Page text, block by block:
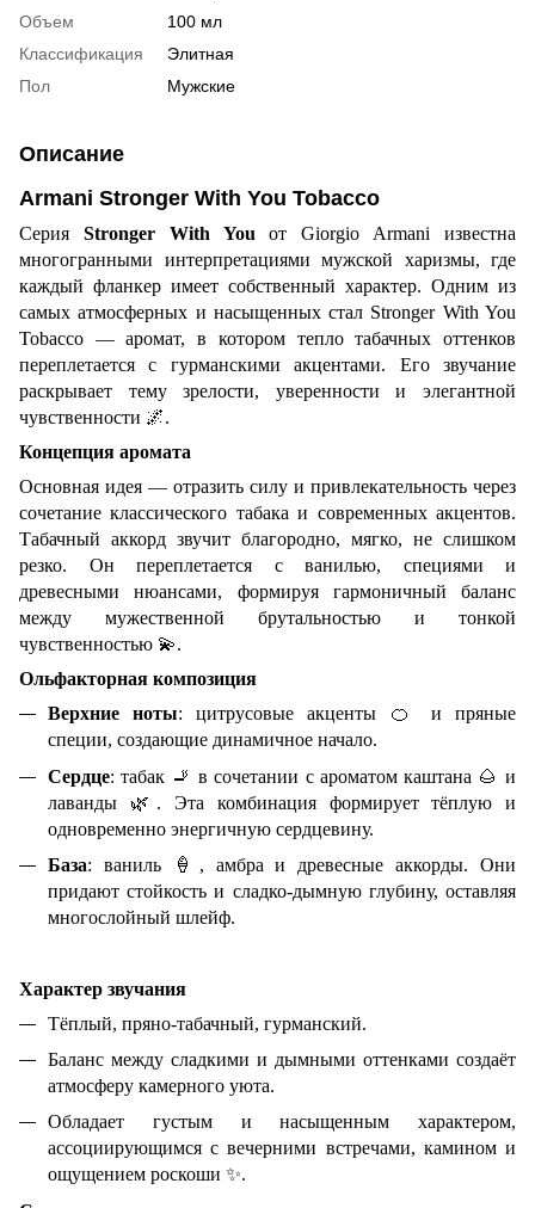
Объем
100 мл
Классификация
Элитная
Пол
Мужские
Описание
Armani Stronger With You Tobacco
Серия Stronger With You от Giorgio Armani известна
многогранными интерпретациями мужской харизмы, где
каждый фланкер имеет собственный характер. Одним из
самых атмосферных и насыщенных стал Stronger With You
Tobacco — аромат, в котором тепло табачных оттенков
переплетается с гурманскими акцентами. Его звучание
раскрывает тему зрелости, уверенности и элегантной
чувственности 🌌.
Концепция аромата
Основная идея — отразить силу и привлекательность через
сочетание классического табака и современных акцентов.
Табачный аккорд звучит благородно, мягко, не слишком
резко. Он переплетается с ванилью, специями и
древесными нюансами, формируя гармоничный баланс
между мужественной брутальностью и тонкой
чувственностью 💫.
Ольфакторная композиция
Верхние ноты: цитрусовые акценты 🍊
и пряные
специи, создающие динамичное начало.
Сердце: табак 🚬 в сочетании с ароматом каштана 🌰 и
лаванды 🌿 . Эта комбинация формирует тёплую и
одновременно энергичную сердцевину.
База: ваниль 🍦 , амбра и древесные аккорды. Они
придают стойкость и сладко-дымную глубину, оставляя
многослойный шлейф.
Характер звучания
Тёплый, пряно-табачный, гурманский.
Баланс между сладкими и дымными оттенками создаёт
атмосферу камерного уюта.
Обладает густым и насыщенным характером,
ассоциирующимся с вечерними встречами, камином и
ощущением роскоши ✨.